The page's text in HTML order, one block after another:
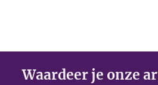
Waardeer je onze